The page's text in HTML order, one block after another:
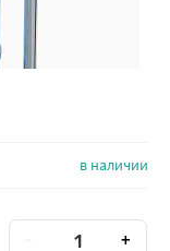
в наличии
Количество
Кол-во
+